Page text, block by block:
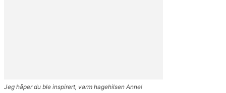
Jeg håper du ble inspirert, varm hagehilsen Anne!